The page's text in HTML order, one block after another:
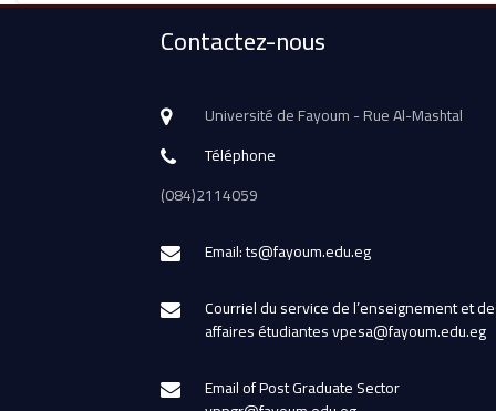
Contactez-nous
Université de Fayoum - Rue Al-Mashtal
Téléphone
(084)2114059
Email: ts@fayoum.edu.eg
Courriel du service de l’enseignement et
affaires étudiantes vpesa@fayoum.edu.eg
Email of Post Graduate Sector